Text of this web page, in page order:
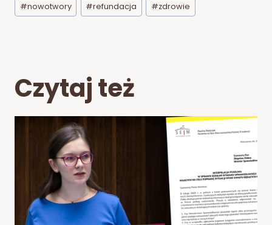
#nowotwory #refundacja #zdrowie
Czytaj też